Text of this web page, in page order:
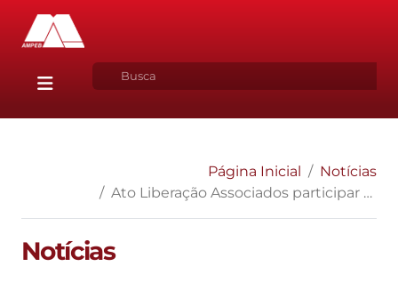
Página Inicial
Notícias
Ato Liberação Associados participar Assembleia Geral AMPEB
Notícias